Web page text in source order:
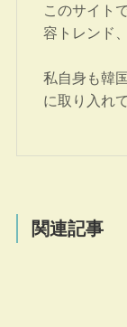
このサイト
容トレンド
私自身も韓
に取り入れ
関連記事